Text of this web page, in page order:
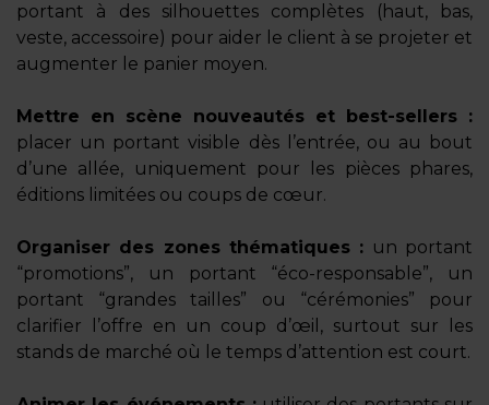
portant à des silhouettes complètes (haut, bas,
veste, accessoire) pour aider le client à se projeter et
augmenter le panier moyen.
Mettre en scène nouveautés et best-sellers :
placer un portant visible dès l’entrée, ou au bout
d’une allée, uniquement pour les pièces phares,
éditions limitées ou coups de cœur.
Organiser des zones thématiques : un portant
“promotions”, un portant “éco-responsable”, un
portant “grandes tailles” ou “cérémonies” pour
clarifier l’offre en un coup d’œil, surtout sur les
stands de marché où le temps d’attention est court.